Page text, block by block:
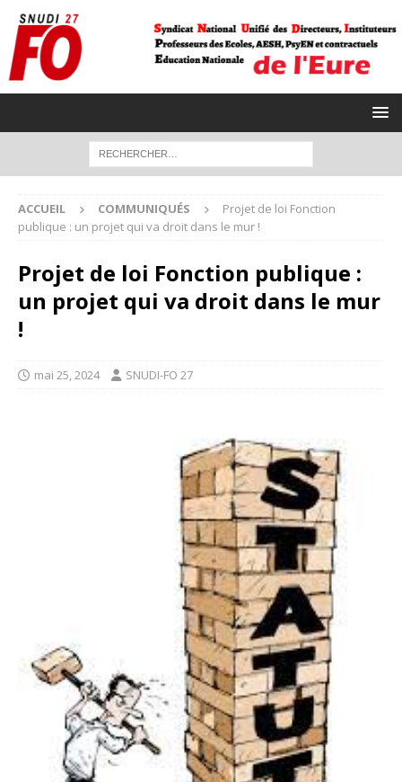
ACCUEIL COMMUNIQUÉS
Projet de loi Fonction
publique : un projet qui va droit dans le mur !
Projet de loi Fonction publique :
un projet qui va droit dans le mur
!
mai 25, 2024 SNUDI-FO 27